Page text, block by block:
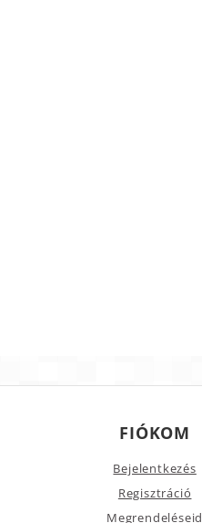
FIÓKOM
Bejelentkezés
Regisztráció
Megrendeléseid